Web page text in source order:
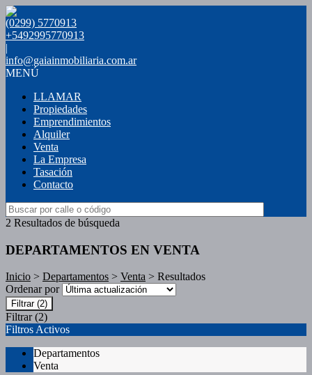
(0299) 5770913
+5492995770913
|
info@gaiainmobiliaria.com.ar
MENÚ
LLAMAR
Propiedades
Emprendimientos
Alquiler
Venta
La Empresa
Tasación
Contacto
2 Resultados de búsqueda
DEPARTAMENTOS EN VENTA
Inicio > Departamentos > Venta > Resultados
Ordenar por
Filtrar (2)
Filtrar (2)
Filtros Activos
Departamentos
Venta